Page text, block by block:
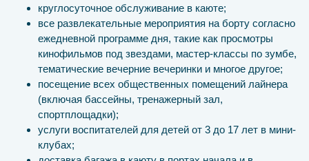
круглосуточное обслуживание в каюте;
все развлекательные мероприятия на борту согласно
ежедневной программе дня, такие как просмотры
кинофильмов под звездами, мастер-классы по зумбе,
тематические вечерние вечеринки и многое другое;
посещение всех общественных помещений лайнера
(включая бассейны, тренажерный зал,
спортплощадки);
услуги воспитателей для детей от 3 до 17 лет в мини-
клубах;